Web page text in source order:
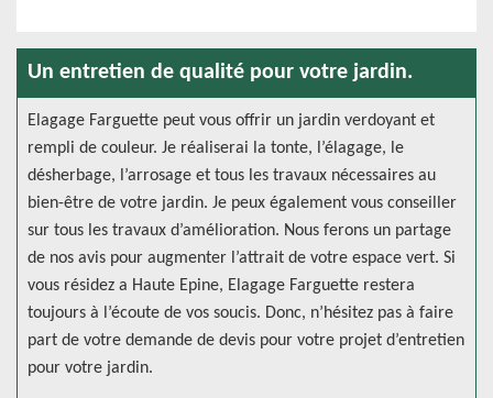
Un entretien de qualité pour votre jardin.
Elagage Farguette peut vous offrir un jardin verdoyant et
rempli de couleur. Je réaliserai la tonte, l’élagage, le
désherbage, l’arrosage et tous les travaux nécessaires au
bien-être de votre jardin. Je peux également vous conseiller
sur tous les travaux d’amélioration. Nous ferons un partage
de nos avis pour augmenter l’attrait de votre espace vert. Si
vous résidez a Haute Epine, Elagage Farguette restera
toujours à l’écoute de vos soucis. Donc, n’hésitez pas à faire
part de votre demande de devis pour votre projet d’entretien
pour votre jardin.